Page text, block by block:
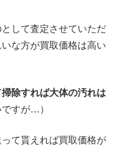
して査定させていただ
な方が買取価格は高い
除すれば大体の汚れは
ですが…）
て貰えれば買取価格が